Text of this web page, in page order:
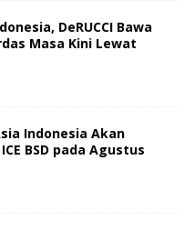
DeRUCCI Bawa
Masa Kini Lewat
Indonesia Akan
BSD pada Agustus